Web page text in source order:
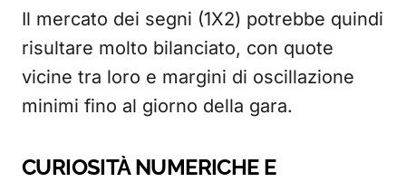
Il mercato dei segni (1X2) potrebbe quindi
risultare molto bilanciato, con quote
vicine tra loro e margini di oscillazione
minimi fino al giorno della gara.
CURIOSITÀ NUMERICHE E